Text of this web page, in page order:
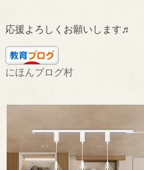
応援よろしくお願いします♬
にほんブログ村